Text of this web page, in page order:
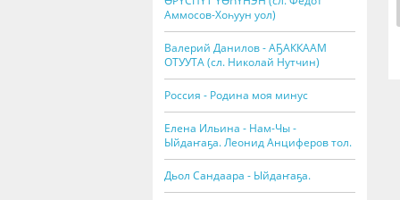
Аммосов-Хоһуун уол)
Валерий Данилов - АҔАККААМ
ОТУУТА (сл. Николай Нутчин)
Россия - Родина моя минус
Елена Ильина - Нам-Чы -
Ыйдаҥаҕа. Леонид Анциферов тол.
Дьол Сандаара - Ыйдаҥаҕа.